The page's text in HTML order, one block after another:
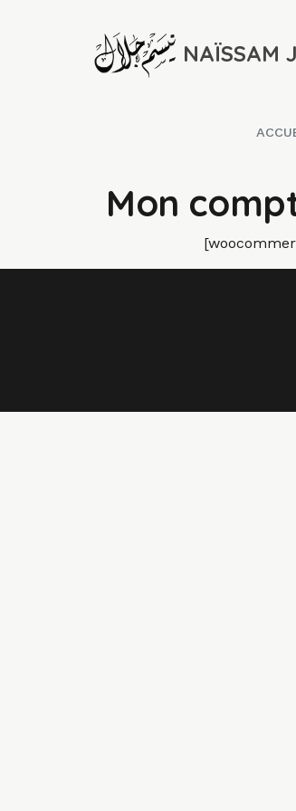
NAÏSSAM
Mon